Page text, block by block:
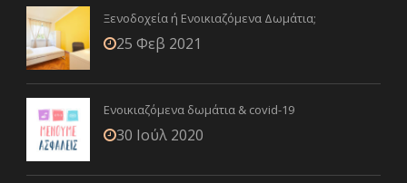
Ξενοδοχεία ή Ενοικιαζόμενα Δωμάτια;
25 Φεβ 2021
Ενοικιαζόμενα δωμάτια & covid-19
30 Ιούλ 2020